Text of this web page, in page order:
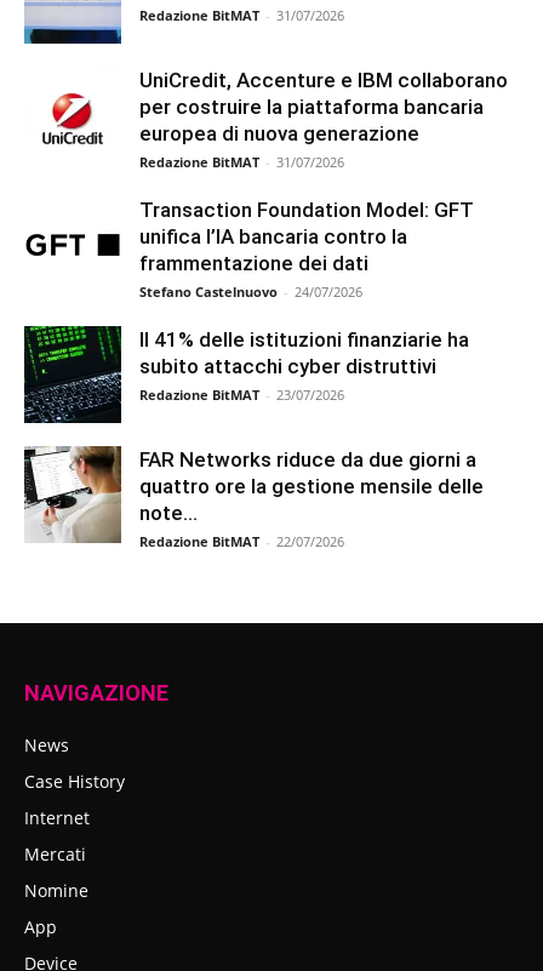
Redazione BitMAT - 31/07/2026
UniCredit, Accenture e IBM collaborano
per costruire la piattaforma bancaria
europea di nuova generazione
Redazione BitMAT - 31/07/2026
Transaction Foundation Model: GFT
unifica l’IA bancaria contro la
frammentazione dei dati
Stefano Castelnuovo - 24/07/2026
Il 41% delle istituzioni finanziarie ha
subito attacchi cyber distruttivi
Redazione BitMAT - 23/07/2026
FAR Networks riduce da due giorni a
quattro ore la gestione mensile delle
note...
Redazione BitMAT - 22/07/2026
NAVIGAZIONE
News
Case History
Internet
Mercati
Nomine
App
Device